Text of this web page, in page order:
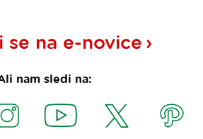
se na e-novice
nam sledi na: